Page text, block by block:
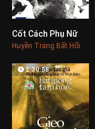
Cốt Cách Phụ Nữ
Huyền Trang Bất Hối
2:30:58